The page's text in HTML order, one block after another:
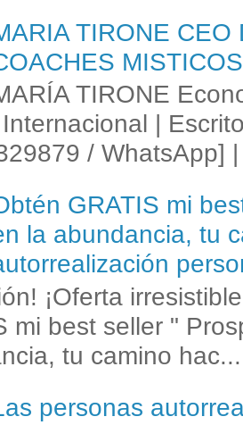
TIRONE
TIRONE
|
/ WhatsApp]
GRATIS mi
la abundancia, tu
¡Oferta
mi best seller "
tu camino hac...
personas